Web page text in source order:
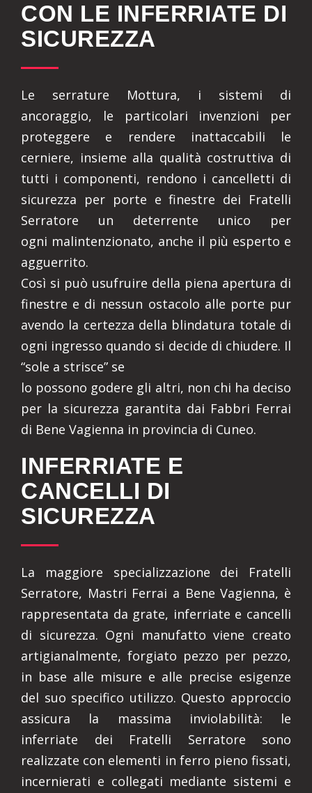
CON LE INFERRIATE DI
SICUREZZA
Le serrature Mottura, i sistemi di
ancoraggio, le particolari invenzioni per
proteggere e rendere inattaccabili le
cerniere, insieme alla qualità costruttiva di
tutti i componenti, rendono i cancelletti di
sicurezza per porte e finestre dei Fratelli
Serratore un deterrente unico per
ogni malintenzionato, anche il più esperto e
agguerrito.
Così si può usufruire della piena apertura di
finestre e di nessun ostacolo alle porte pur
avendo la certezza della blindatura totale di
ogni ingresso quando si decide di chiudere. Il
“sole a strisce” se
lo possono godere gli altri, non chi ha deciso
per la sicurezza garantita dai Fabbri Ferrai
di Bene Vagienna in provincia di Cuneo.
INFERRIATE E
CANCELLI DI
SICUREZZA
La maggiore specializzazione dei Fratelli
Serratore, Mastri Ferrai a Bene Vagienna, è
rappresentata da grate, inferriate e cancelli
di sicurezza. Ogni manufatto viene creato
artigianalmente, forgiato pezzo per pezzo,
in base alle misure e alle precise esigenze
del suo specifico utilizzo. Questo approccio
assicura la massima inviolabilità: le
inferriate dei Fratelli Serratore sono
realizzate con elementi in ferro pieno fissati,
incernierati e collegati mediante sistemi e